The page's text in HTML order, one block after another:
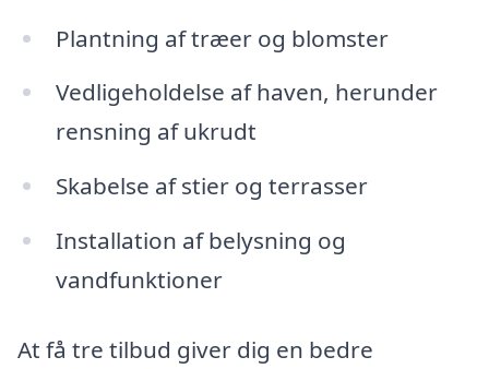
Plantning af træer og blomster
Vedligeholdelse af haven, herunder
rensning af ukrudt
Skabelse af stier og terrasser
Installation af belysning og
vandfunktioner
At få tre tilbud giver dig en bedre